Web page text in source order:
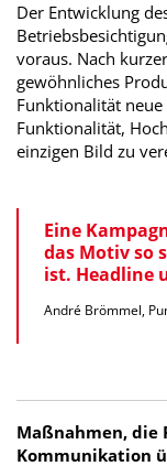
Der Entwicklung
voraus. Nach
gewöhnliches
Funktionalität
Funktionalität,
einzigen Bild zu
Eine
das Motiv so
ist. Headline
André Brömmel,
Maßnahmen, die
Kommunikation